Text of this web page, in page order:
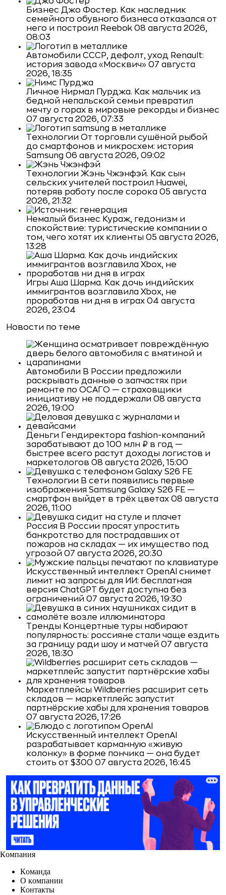
Бизнес Джо Фостер. Как наследник
семейного обувного бизнеса отказался от
него и построил Reebok 08 августа 2026,
08:03
Автомобили СССР, дефолт, уход Renault:
история завода «Москвич» 07 августа
2026, 18:35
Личное Нирмал Пурджа. Как мальчик из
бедной непальской семьи превратил
мечту о горах в мировые рекорды и бизнес
07 августа 2026, 07:33
Технологии От торговли сушёной рыбой
до смартфонов и микросхем: история
Samsung 06 августа 2026, 09:02
Технологии Жэнь Чжэнфэй. Как сын
сельских учителей построил Huawei,
потеряв работу после сорока 05 августа
2026, 21:32
Немалый бизнес Кураж, гедонизм и
спокойствие: туристические компании о
том, чего хотят их клиенты 05 августа 2026,
13:28
Игры Аша Шарма. Как дочь индийских
иммигрантов возглавила Xbox, не
проработав ни дня в играх 04 августа
2026, 23:04
Новости по теме
Автомобили В России предложили
раскрывать данные о запчастях при
ремонте по ОСАГО — страховщики
инициативу не поддержали 08 августа
2026, 19:00
Деньги Гендиректора fashion-компаний
зарабатывают до 100 млн ₽ в год —
быстрее всего растут доходы логистов и
маркетологов 08 августа 2026, 15:00
Технологии В сети появились первые
изображения Samsung Galaxy S26 FE —
смартфон выйдет в трёх цветах 08 августа
2026, 11:00
Россия В России просят упростить
банкротство для пострадавших от
пожаров на складах — их имущество под
угрозой 07 августа 2026, 20:30
Искусственный интеллект OpenAI снимет
лимит на запросы для ИИ: бесплатная
версия ChatGPT будет доступна без
ограничений 07 августа 2026, 19:30
Тренды Концертные туры набирают
популярность: россияне стали чаще ездить
за границу ради шоу и матчей 07 августа
2026, 18:30
Маркетплейсы Wildberries расширит сеть
складов — маркетплейс запустит
партнёрские хабы для хранения товаров
07 августа 2026, 17:26
Искусственный интеллект OpenAI
разрабатывает карманную «живую
колонку» в форме пончика — она будет
стоить от $300 07 августа 2026, 16:45
Компания
Команда
О компании
Контакты